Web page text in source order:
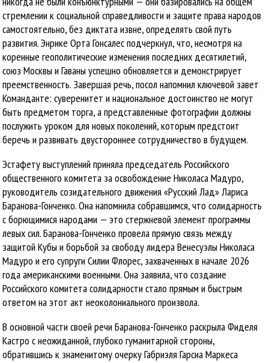
стремлении к социальной справедливости и защите права народов
самостоятельно, без диктата извне, определять свой путь
развития. Энрике Орта Гонсалес подчеркнул, что, несмотря на
коренные геополитические изменения последних десятилетий,
союз Москвы и Гаваны успешно обновляется и демонстрирует
преемственность. Завершая речь, посол напомнил ключевой завет
Команданте: суверенитет и национальное достоинство не могут
быть предметом торга, а представленные фотографии должны
послужить уроком для новых поколений, которым предстоит
беречь и развивать двустороннее сотрудничество в будущем.
Эстафету выступлений приняла председатель Российского
общественного комитета за освобождение Николаса Мадуро,
руководитель созидательного движения «Русский Лад» Лариса
Баранова-Гонченко. Она напомнила собравшимся, что солидарность
с борющимися народами — это стержневой элемент программы
левых сил. Баранова-Гонченко провела прямую связь между
защитой Кубы и борьбой за свободу лидера Венесуэлы Николаса
Мадуро и его супруги Силии Флорес, захваченных в начале 2026
года американскими военными. Она заявила, что создание
Российского комитета солидарности стало прямым и быстрым
ответом на этот акт неоколониального произвола.
В основной части своей речи Баранова-Гонченко раскрыла Фиделя
Кастро с неожиданной, глубоко гуманитарной стороны,
обратившись к знаменитому очерку Габриэля Гарсиа Маркеса